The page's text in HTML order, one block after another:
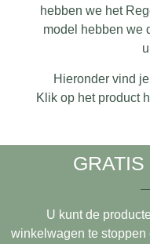
hebben we het
model hebben we
Hieronder vind
Klik op het product
U kunt de
winkelwagen te stoppen